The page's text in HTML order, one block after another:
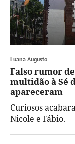
Luana Augusto
Falso rumor
multidão à Sé
apareceram
Curiosos
Nicole e Fábio.